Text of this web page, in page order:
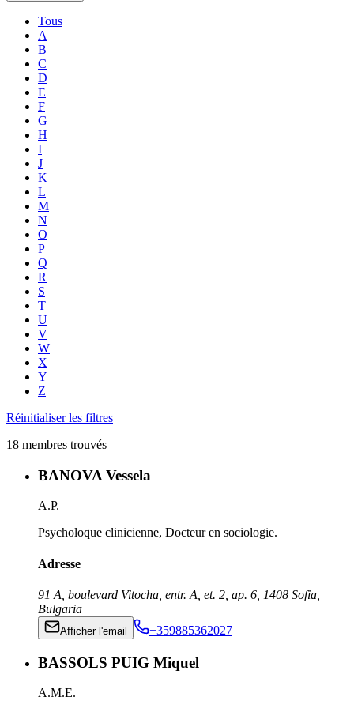
Tous
A
B
C
D
E
F
G
H
I
J
K
L
M
N
O
P
Q
R
S
T
U
V
W
X
Y
Z
Réinitialiser les filtres
18 membres trouvés
BANOVA Vessela
A.P.
Psycholoque clinicienne, Docteur en sociologie.
Adresse
91 A, boulevard Vitocha, entr. A, et. 2, ap. 6 1408 Sofia
Bulgaria
Afficher l'email +359885362027
BASSOLS PUIG Miquel
A.M.E.